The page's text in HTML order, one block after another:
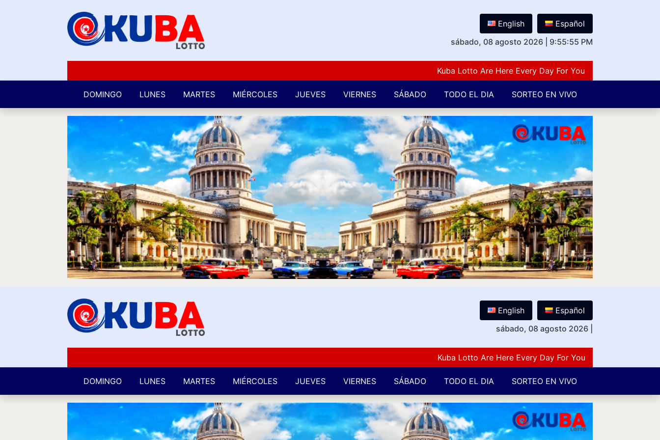
English
Español
sábado, 08 agosto 2026
9:55:56 PM
Kuba Lotto Are Here Every Day For You Lovers Of Number
DOMINGO LUNES MARTES MIÉRCOLES JUEVES VIERNES SÁBADO TODO EL DIA SORTEO EN VIVO
English
Español
sábado, 08 agosto 2026
Kuba Lotto Are Here Every Day For You Lovers Of Number
DOMINGO LUNES MARTES MIÉRCOLES JUEVES VIERNES SÁBADO TODO EL DIA SORTEO EN VIVO